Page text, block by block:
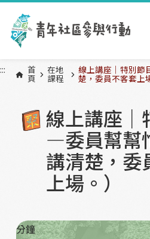
跳到主要內容區塊
::: 首
頁
在地
課程
線上講座｜特別節
楚，委員不客套上
線上講座｜
—委員幫幫
講清楚，委
上場。）
分鐘